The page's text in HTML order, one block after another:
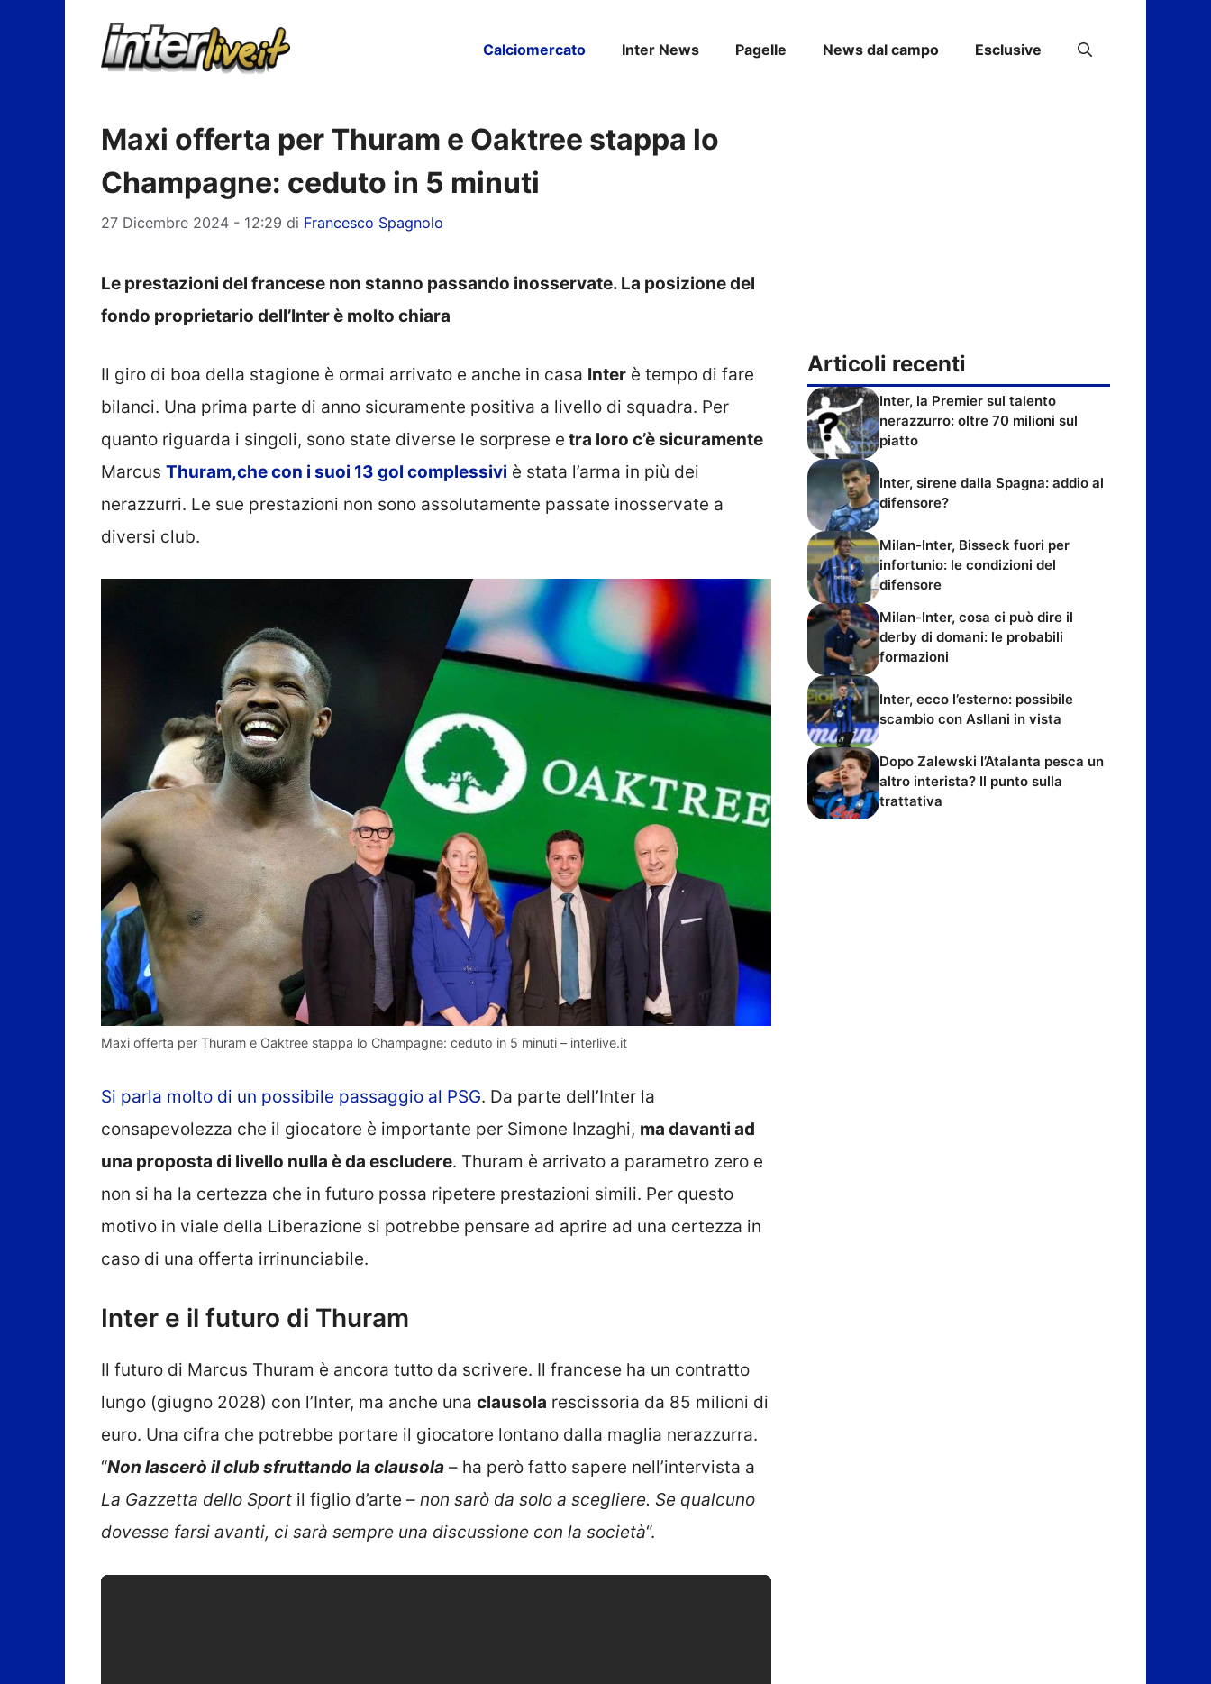
Calciomercato Inter News Pagelle News dal campo Esclusive
Maxi offerta per Thuram e Oaktree stappa lo
Champagne: ceduto in 5 minuti
27 Dicembre 2024 - 12:29 di Francesco Spagnolo
Le prestazioni del francese non stanno passando inosservate. La posizione del
fondo proprietario dell’Inter è molto chiara
Il giro di boa della stagione è ormai arrivato e anche in casa Inter è tempo di fare
bilanci. Una prima parte di anno sicuramente positiva a livello di squadra. Per
quanto riguarda i singoli, sono state diverse le sorprese e tra loro c’è sicuramente
Marcus Thuram,che con i suoi 13 gol complessivi è stata l’arma in più dei
nerazzurri. Le sue prestazioni non sono assolutamente passate inosservate a
diversi club.
Maxi offerta per Thuram e Oaktree stappa lo Champagne: ceduto in 5 minuti – interlive.it
Si parla molto di un possibile passaggio al PSG. Da parte dell’Inter la
consapevolezza che il giocatore è importante per Simone Inzaghi, ma davanti ad
una proposta di livello nulla è da escludere. Thuram è arrivato a parametro zero e
non si ha la certezza che in futuro possa ripetere prestazioni simili. Per questo
motivo in viale della Liberazione si potrebbe pensare ad aprire ad una certezza in
caso di una offerta irrinunciabile.
Inter e il futuro di Thuram
Il futuro di Marcus Thuram è ancora tutto da scrivere. Il francese ha un contratto
lungo (giugno 2028) con l’Inter, ma anche una clausola rescissoria da 85 milioni di
euro. Una cifra che potrebbe portare il giocatore lontano dalla maglia nerazzurra.
“Non lascerò il club sfruttando la clausola – ha però fatto sapere nell’intervista a
La Gazzetta dello Sport il figlio d’arte – non sarò da solo a scegliere. Se qualcuno
dovesse farsi avanti, ci sarà sempre una discussione con la società“.
Articoli recenti
Inter, la Premier sul talento
nerazzurro: oltre 70 milioni sul
piatto
Inter, sirene dalla Spagna: addio al
difensore?
Milan-Inter, Bisseck fuori per
infortunio: le condizioni del
difensore
Milan-Inter, cosa ci può dire il
derby di domani: le probabili
formazioni
Inter, ecco l’esterno: possibile
scambio con Asllani in vista
Dopo Zalewski l’Atalanta pesca un
altro interista? Il punto sulla
trattativa